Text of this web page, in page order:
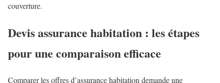
couverture.
Devis assurance habitation : les étapes
pour une comparaison efficace
Comparer les offres d’assurance habitation demande une